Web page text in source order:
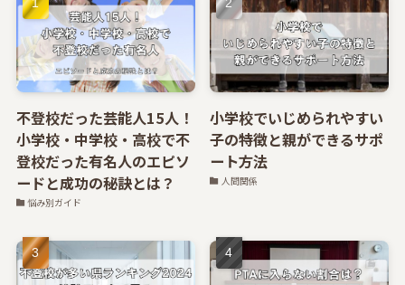
不登校だった芸能人15人！
小学校・中学校・高校で不
登校だった有名人のエピソ
ードと成功の秘訣とは？
悩み別ガイド
小学校でいじめられやすい
子の特徴と親ができるサポ
ート方法
人間関係